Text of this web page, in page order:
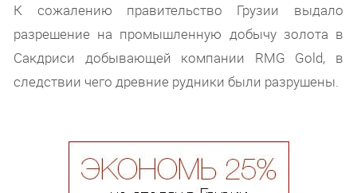
К сожалению правительство Грузии выдало
разрешение на промышленную добычу золота в
Сакдриси добывающей компании RMG Gold, в
следствии чего древние рудники были разрушены.